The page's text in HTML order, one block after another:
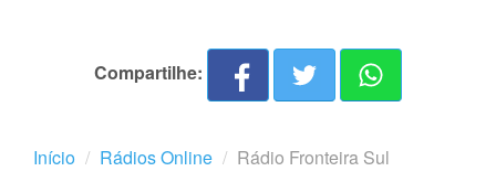
Compartilhe:
Início Rádios Online Rádio Fronteira Sul